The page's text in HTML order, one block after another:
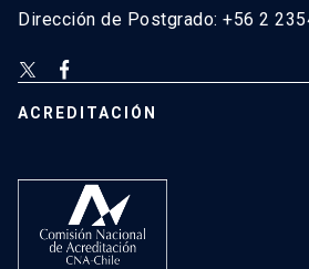
Dirección de Postgrado: +56 2
ACREDITACIÓN